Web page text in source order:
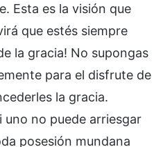
Esta es la visión que
que estés siempre
la gracia! No supongas
para el disfrute de
la gracia.
uno no puede arriesgar
posesión mundana